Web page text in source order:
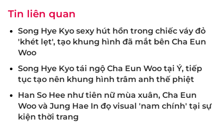
Tin liên quan
Song Hye Kyo sexy hút hồn trong chiếc váy đỏ
'khét lẹt', tạo khung hình đã mắt bên Cha Eun
Woo
Song Hye Kyo tái ngộ Cha Eun Woo tại Ý, tiếp
tục tạo nên khung hình trâm anh thế phiệt
Han So Hee như tiên nữ mùa xuân, Cha Eun
Woo và Jung Hae In đọ visual 'nam chính' tại sự
kiện thời trang